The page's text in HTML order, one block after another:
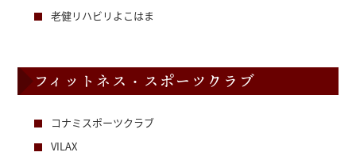
老健リハビリよこはま
フィットネス・スポーツクラブ
コナミスポーツクラブ
VILAX